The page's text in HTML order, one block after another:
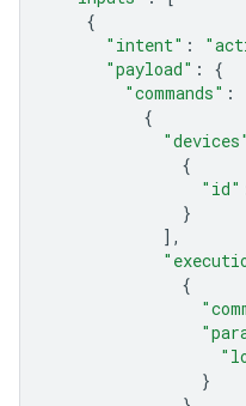
{
"intent" :
"payload" :
{
"commands" :
{
"devices"
{
"id"
}
],
{
}